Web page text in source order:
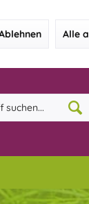
Alle